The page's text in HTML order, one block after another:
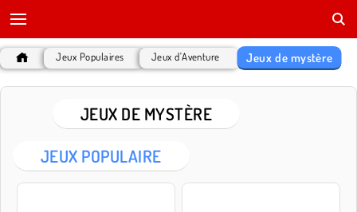
Jeux Populaires Jeux d'Aventure Jeux de mystère
JEUX DE MYSTÈRE
JEUX POPULAIRE